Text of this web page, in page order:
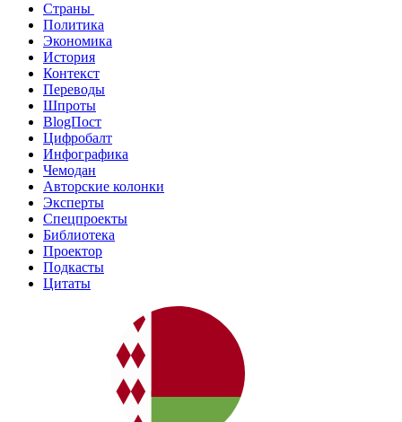
Страны
Политика
Экономика
История
Контекст
Переводы
Шпроты
BlogПост
Цифробалт
Инфографика
Чемодан
Авторские колонки
Эксперты
Спецпроекты
Библиотека
Проектор
Подкасты
Цитаты